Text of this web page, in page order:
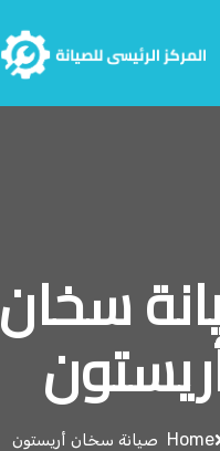
سخان
Home صيانة سخان أريستون